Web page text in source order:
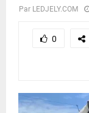
Par LEDJELY.COM
0